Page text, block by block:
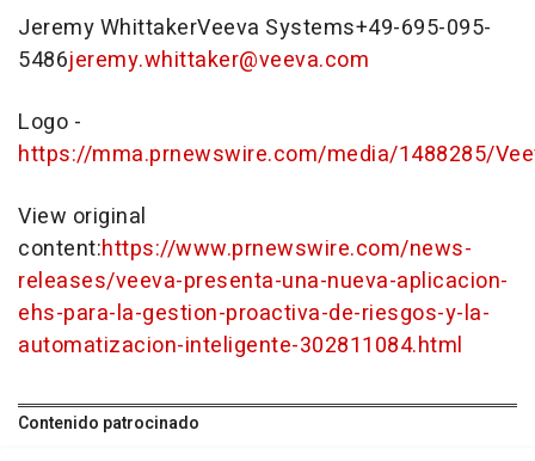
Jeremy WhittakerVeeva Systems+49-695-095-
5486jeremy.whittaker@veeva.com
Logo -
https://mma.prnewswire.com/media/1488285/
View original
content:https://www.prnewswire.com/news-
releases/veeva-presenta-una-nueva-aplicacion-
ehs-para-la-gestion-proactiva-de-riesgos-y-la-
automatizacion-inteligente-302811084.html
Contenido patrocinado